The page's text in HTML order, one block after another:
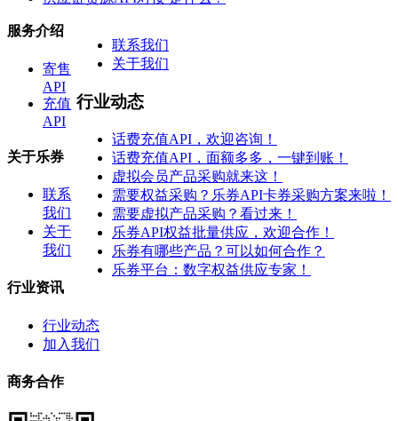
联系我们
关于我们
行业动态
话费充值API，欢迎咨询！
话费充值API，面额多多，一键到账！
虚拟会员产品采购就来这！
需要权益采购？乐券API卡券采购方案来啦！
需要虚拟产品采购？看过来！
乐券API权益批量供应，欢迎合作！
乐券有哪些产品？可以如何合作？
乐券平台：数字权益供应专家！
服务介绍
寄售
API
充值
API
关于乐券
联系
我们
关于
我们
行业资讯
行业动态
加入我们
商务合作